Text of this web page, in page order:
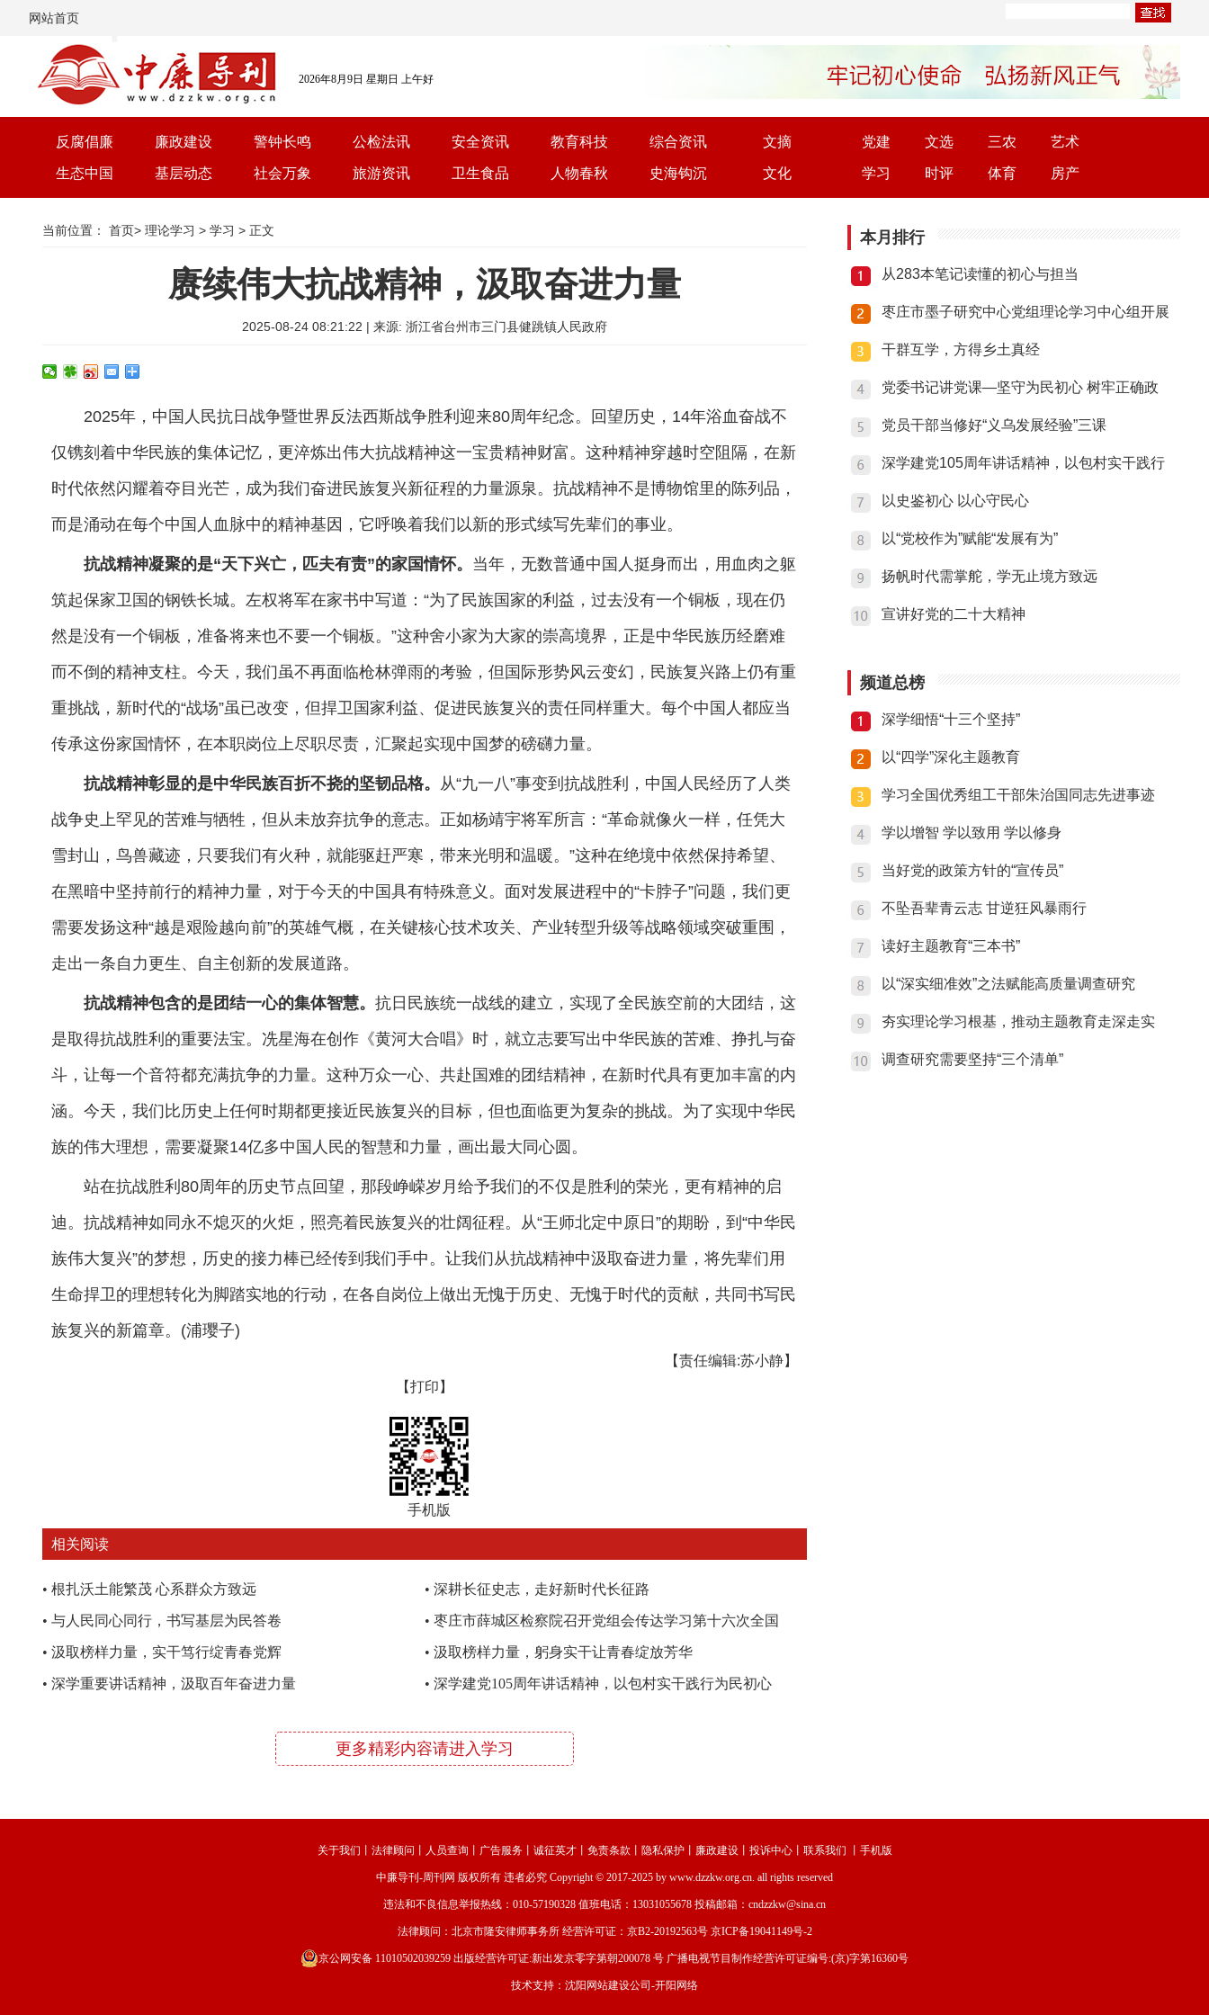
网站首页
2026年8月9日 星期日 上午好
反腐倡廉 廉政建设 警钟长鸣 公检法讯 安全资讯 教育科技 综合资讯 文摘
生态中国 基层动态 社会万象 旅游资讯 卫生食品 人物春秋 史海钩沉 文化
党建 文选 三农 艺术
学习 时评 体育 房产
当前位置： 首页> 理论学习 > 学习 > 正文
赓续伟大抗战精神，汲取奋进力量
2025-08-24 08:21:22 | 来源: 浙江省台州市三门县健跳镇人民政府
2025年，中国人民抗日战争暨世界反法西斯战争胜利迎来80周年纪念。回望历史，14年浴血奋战不
仅镌刻着中华民族的集体记忆，更淬炼出伟大抗战精神这一宝贵精神财富。这种精神穿越时空阻隔，在新
时代依然闪耀着夺目光芒，成为我们奋进民族复兴新征程的力量源泉。抗战精神不是博物馆里的陈列品，
而是涌动在每个中国人血脉中的精神基因，它呼唤着我们以新的形式续写先辈们的事业。
抗战精神凝聚的是“天下兴亡，匹夫有责”的家国情怀。 当年，无数普通中国人挺身而出，用血肉之躯
筑起保家卫国的钢铁长城。左权将军在家书中写道：“为了民族国家的利益，过去没有一个铜板，现在仍
然是没有一个铜板，准备将来也不要一个铜板。”这种舍小家为大家的崇高境界，正是中华民族历经磨难
而不倒的精神支柱。今天，我们虽不再面临枪林弹雨的考验，但国际形势风云变幻，民族复兴路上仍有重
重挑战，新时代的“战场”虽已改变，但捍卫国家利益、促进民族复兴的责任同样重大。每个中国人都应当
传承这份家国情怀，在本职岗位上尽职尽责，汇聚起实现中国梦的磅礴力量。
抗战精神彰显的是中华民族百折不挠的坚韧品格。 从“九一八”事变到抗战胜利，中国人民经历了人类
战争史上罕见的苦难与牺牲，但从未放弃抗争的意志。正如杨靖宇将军所言：“革命就像火一样，任凭大
雪封山，鸟兽藏迹，只要我们有火种，就能驱赶严寒，带来光明和温暖。”这种在绝境中依然保持希望、
在黑暗中坚持前行的精神力量，对于今天的中国具有特殊意义。面对发展进程中的“卡脖子”问题，我们更
需要发扬这种“越是艰险越向前”的英雄气概，在关键核心技术攻关、产业转型升级等战略领域突破重围，
走出一条自力更生、自主创新的发展道路。
抗战精神包含的是团结一心的集体智慧。 抗日民族统一战线的建立，实现了全民族空前的大团结，这
是取得抗战胜利的重要法宝。冼星海在创作《黄河大合唱》时，就立志要写出中华民族的苦难、挣扎与奋
斗，让每一个音符都充满抗争的力量。这种万众一心、共赴国难的团结精神，在新时代具有更加丰富的内
涵。今天，我们比历史上任何时期都更接近民族复兴的目标，但也面临更为复杂的挑战。为了实现中华民
族的伟大理想，需要凝聚14亿多中国人民的智慧和力量，画出最大同心圆。
站在抗战胜利80周年的历史节点回望，那段峥嵘岁月给予我们的不仅是胜利的荣光，更有精神的启
迪。抗战精神如同永不熄灭的火炬，照亮着民族复兴的壮阔征程。从“王师北定中原日”的期盼，到“中华民
族伟大复兴”的梦想，历史的接力棒已经传到我们手中。让我们从抗战精神中汲取奋进力量，将先辈们用
生命捍卫的理想转化为脚踏实地的行动，在各自岗位上做出无愧于历史、无愧于时代的贡献，共同书写民
族复兴的新篇章。(浦璎子)
【责任编辑:苏小静】
【打印】
手机版
相关阅读
• 根扎沃土能繁茂 心系群众方致远 • 深耕长征史志，走好新时代长征路
• 与人民同心同行，书写基层为民答卷 • 枣庄市薛城区检察院召开党组会传达学习第十六次全国
检察工作会议精神
• 汲取榜样力量，实干笃行绽青春党辉 • 汲取榜样力量，躬身实干让青春绽放芳华
• 深学重要讲话精神，汲取百年奋进力量 • 深学建党105周年讲话精神，以包村实干践行为民初心
更多精彩内容请进入学习
本月排行
从283本笔记读懂的初心与担当
枣庄市墨子研究中心党组理论学习中心组开展
干群互学，方得乡土真经
党委书记讲党课—坚守为民初心 树牢正确政
党员干部当修好“义乌发展经验”三课
深学建党105周年讲话精神，以包村实干践行
以史鉴初心 以心守民心
以“党校作为”赋能“发展有为”
扬帆时代需掌舵，学无止境方致远
宣讲好党的二十大精神
频道总榜
深学细悟“十三个坚持”
以“四学”深化主题教育
学习全国优秀组工干部朱治国同志先进事迹
学以增智 学以致用 学以修身
当好党的政策方针的“宣传员”
不坠吾辈青云志 甘逆狂风暴雨行
读好主题教育“三本书”
以“深实细准效”之法赋能高质量调查研究
夯实理论学习根基，推动主题教育走深走实
调查研究需要坚持“三个清单”
关于我们 法律顾问 人员查询 广告服务丨 诚征英才丨 免责条款 隐私保护丨 廉政建设丨 投诉中心丨 联系我们 手机版
中廉导刊-周刊网 版权所有 违者必究 Copyright © 2017-2025 by www.dzzkw.org.cn. all rights reserved
违法和不良信息举报热线：010-57190328 值班电话：13031055678 投稿邮箱：cndzzkw@sina.cn
法律顾问：北京市隆安律师事务所 经营许可证： 京B2-20192563号 京ICP备19041149号-2
京公网安备 11010502039259 出版经营许可证:新出发京零字第朝200078 号 广播电视节目制作经营许可证编号:(京)字第16360号
技术支持： 沈阳网站建设公司-开阳网络